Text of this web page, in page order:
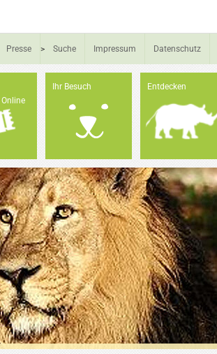
Ihr Besuch Entdecken
Presse > Suche Impressum Datenschutz